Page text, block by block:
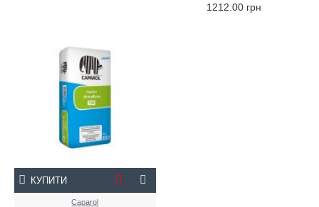
1212.00 грн
Caparol
КУПИТИ